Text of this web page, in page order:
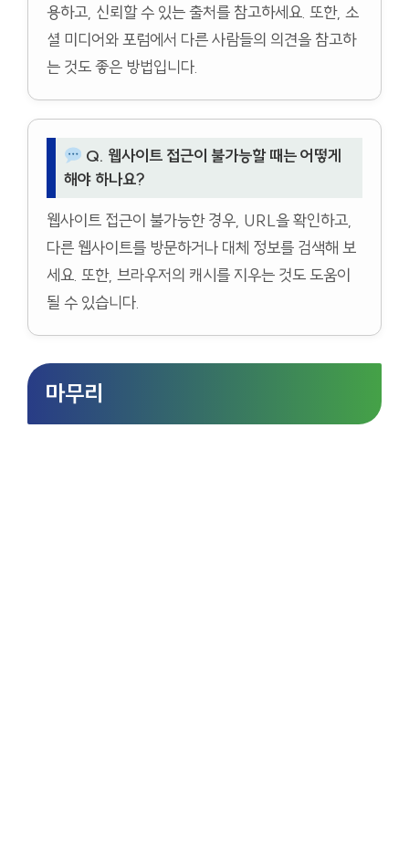
용하고, 신뢰할 수 있는 출처를 참고하세요. 또한, 소
셜 미디어와 포럼에서 다른 사람들의 의견을 참고하
는 것도 좋은 방법입니다.
Q. 웹사이트 접근이 불가능할 때는 어떻게
해야 하나요?
웹사이트 접근이 불가능한 경우, URL을 확인하고,
다른 웹사이트를 방문하거나 대체 정보를 검색해 보
세요. 또한, 브라우저의 캐시를 지우는 것도 도움이
될 수 있습니다.
마무리